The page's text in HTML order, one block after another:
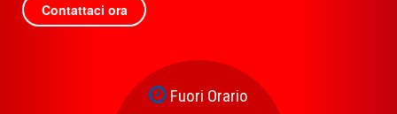
Contattaci ora
Fuori Orario